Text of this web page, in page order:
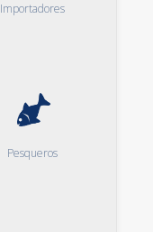
Importadores
Pesqueros